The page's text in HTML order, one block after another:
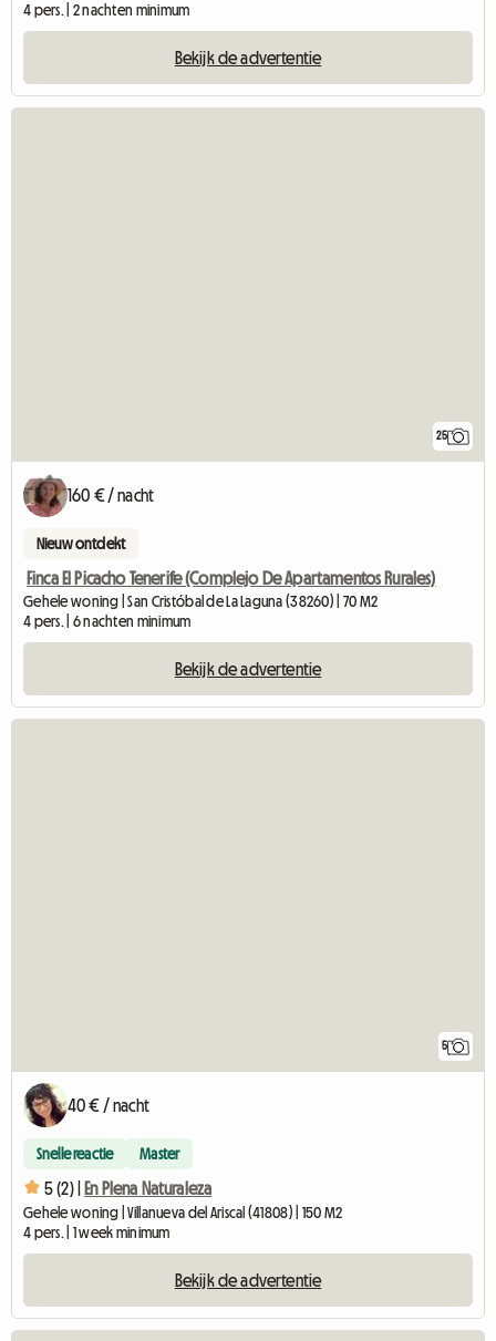
4 pers. | 2 nachten minimum
Bekijk de advertentie
25
160 € / nacht
Nieuw ontdekt
Finca El Picacho Tenerife (Complejo De Apartamentos Rurales)
Gehele woning | San Cristóbal de La Laguna (38260) | 70 M2
4 pers. | 6 nachten minimum
Bekijk de advertentie
5
40 € / nacht
Snelle reactie Master
5 (2) | En Plena Naturaleza
Gehele woning | Villanueva del Ariscal (41808) | 150 M2
4 pers. | 1 week minimum
Bekijk de advertentie